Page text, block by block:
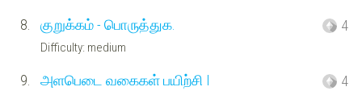
8. குறுக்கம் - பொருத்துக.
Difficulty: medium
4
9. அளபெடை வகைகள் பயிற்சி I 4